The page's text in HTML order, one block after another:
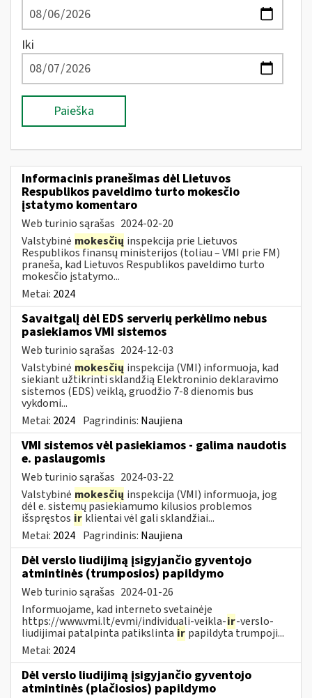
Iki
Paieška
Informacinis pranešimas dėl Lietuvos
Respublikos paveldimo turto mokesčio
įstatymo komentaro
Web turinio sąrašas 2024-02-20
Valstybinė mokesčių inspekcija prie Lietuvos
Respublikos finansų ministerijos (toliau – VMI prie FM)
praneša, kad Lietuvos Respublikos paveldimo turto
mokesčio įstatymo...
Metai: 2024
Savaitgalį dėl EDS serverių perkėlimo nebus
pasiekiamos VMI sistemos
Web turinio sąrašas 2024-12-03
Valstybinė mokesčių inspekcija (VMI) informuoja, kad
siekiant užtikrinti sklandžią Elektroninio deklaravimo
sistemos (EDS) veiklą, gruodžio 7-8 dienomis bus
vykdomi...
Metai: 2024 Pagrindinis: Naujiena
VMI sistemos vėl pasiekiamos - galima naudotis
e. paslaugomis
Web turinio sąrašas 2024-03-22
Valstybinė mokesčių inspekcija (VMI) informuoja, jog
dėl e. sistemų pasiekiamumo kilusios problemos
išspręstos ir klientai vėl gali sklandžiai...
Metai: 2024 Pagrindinis: Naujiena
Dėl verslo liudijimą įsigyjančio gyventojo
atmintinės (trumposios) papildymo
Web turinio sąrašas 2024-01-26
Informuojame, kad interneto svetainėje
https://www.vmi.lt/evmi/individuali-veikla-ir-verslo-
liudijimai patalpinta patikslinta ir papildyta trumpoji...
Metai: 2024
Dėl verslo liudijimą įsigyjančio gyventojo
atmintinės (plačiosios) papildymo